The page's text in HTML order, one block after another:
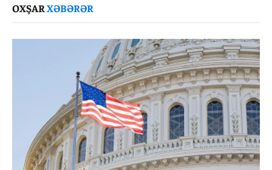
OXŞARXƏBƏRƏR